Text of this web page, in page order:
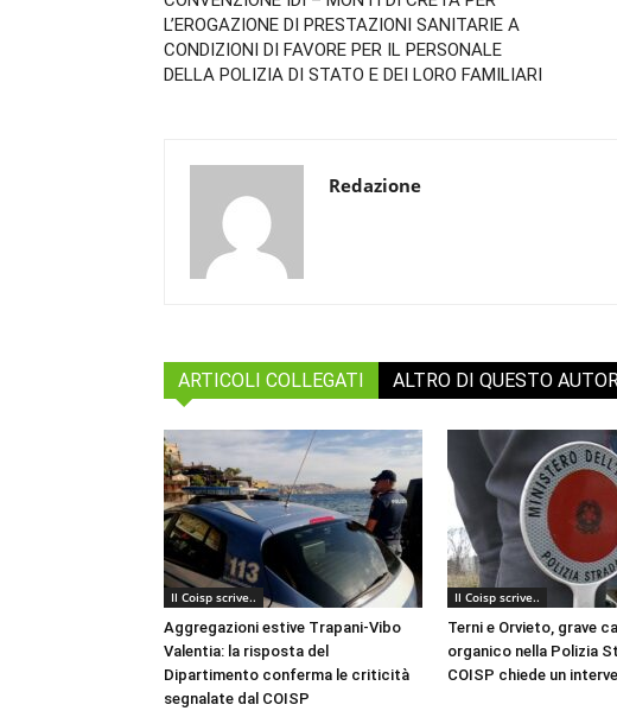
L’EROGAZIONE DI PRESTAZIONI SANITARIE A
CONDIZIONI DI FAVORE PER IL PERSONALE
DELLA POLIZIA DI STATO E DEI LORO FAMILIARI
Redazione
ARTICOLI COLLEGATI ALTRO DI QUESTO
Il Coisp scrive..
Aggregazioni estive Trapani-Vibo
Valentia: la risposta del
Dipartimento conferma le criticità
segnalate dal COISP
Il Coisp scrive..
Terni e Orvieto, grave
organico nella Polizia
COISP chiede un